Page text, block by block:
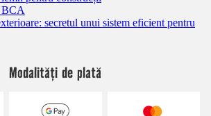
BCA
secretul unui sistem eficient pentru
Modalități de plată